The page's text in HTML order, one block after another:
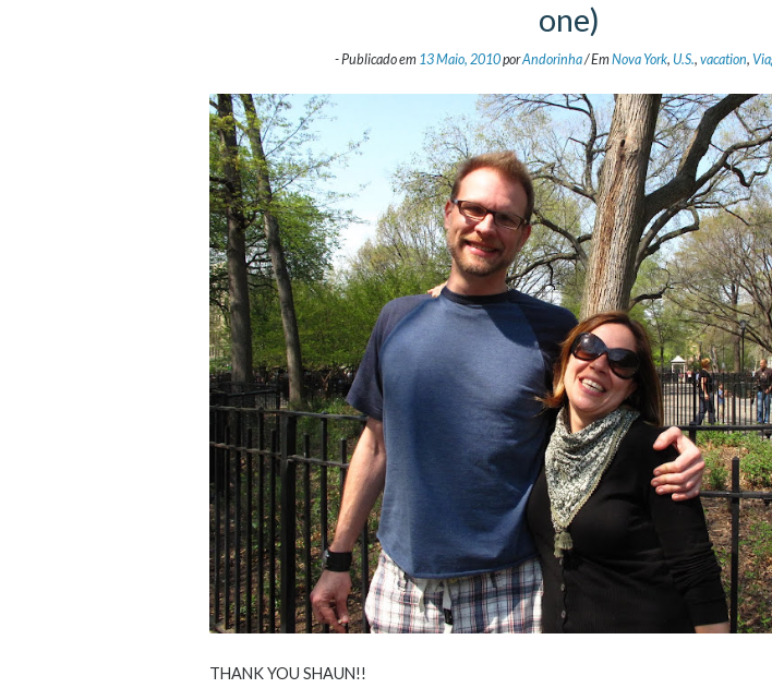
one)
-Publicado em 13 Maio, 2010porAndorinha/EmNova York, U.S., vacation,
THANK YOU SHAUN!!